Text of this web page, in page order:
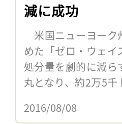
減に成功
米国ニューヨーク
めた「ゼロ・ウェ
処分量を劇的に減
丸となり、約2万5
2016/08/08